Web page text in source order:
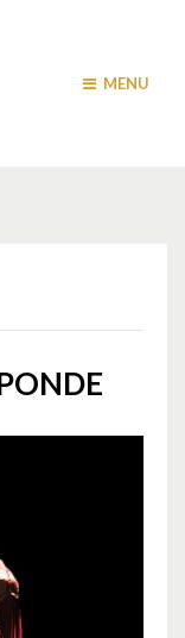
MENU